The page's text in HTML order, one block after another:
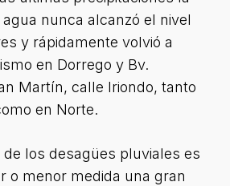
nunca alcanzó el nivel
y rápidamente volvió a
en Dorrego y Bv.
Martín, calle Iriondo, tanto
en Norte.
los desagües pluviales es
o menor medida una gran